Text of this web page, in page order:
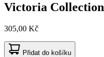
Victoria Collection
305,00 Kč
Přidat do košíku